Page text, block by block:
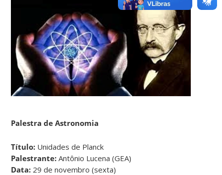
Palestra de Astronomia
Título: Unidades de Planck
Palestrante: Antônio Lucena (GEA)
Data: 29 de novembro (sexta)